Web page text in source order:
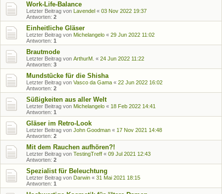
Work-Life-Balance
Letzter Beitrag von Lavendel « 03 Nov 2022 19:37
Antworten: 2
Einheitliche Gläser
Letzter Beitrag von Michelangelo « 29 Jun 2022 11:02
Antworten: 1
Brautmode
Letzter Beitrag von ArthurM. « 24 Jun 2022 11:22
Antworten: 3
Mundstücke für die Shisha
Letzter Beitrag von Vasco da Gama « 22 Jun 2022 16:02
Antworten: 2
Süßigkeiten aus aller Welt
Letzter Beitrag von Michelangelo « 18 Feb 2022 14:41
Antworten: 1
Gläser im Retro-Look
Letzter Beitrag von John Goodman « 17 Nov 2021 14:48
Antworten: 2
Mit dem Rauchen aufhören?!
Letzter Beitrag von TestingTreff « 09 Jul 2021 12:43
Antworten: 2
Spezialist für Beleuchtung
Letzter Beitrag von Darwin « 31 Mai 2021 18:15
Antworten: 1